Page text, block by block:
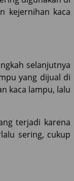
kejernihan kaca
selanjutnya
yang dijual di
kaca lampu, lalu
terjadi karena
sering, cukup